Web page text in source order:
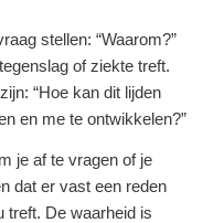
stellen: “Waarom?”
of ziekte treft.
“Hoe kan dit lijden
en me te ontwikkelen?”
je af te vragen of je
dat er vast een reden
treft. De waarheid is